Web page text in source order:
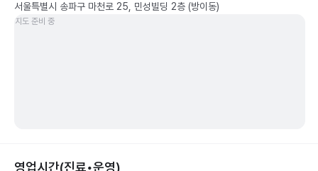
서울특별시 송파구 마천로 25, 민성빌딩 2층 (방이동)
지도 준비 중
영업시간(진료•운영)